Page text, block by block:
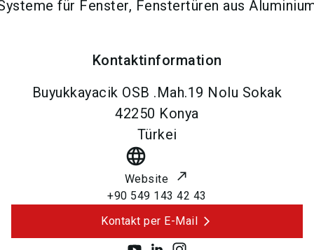
für Fenster, Fenstertüren aus
Kontaktinformation
Buyukkayacik OSB .Mah.19 Nolu Sokak
42250 Konya
Türkei
language
Website
+90 549 143 42 43
Kontakt per E-Mail